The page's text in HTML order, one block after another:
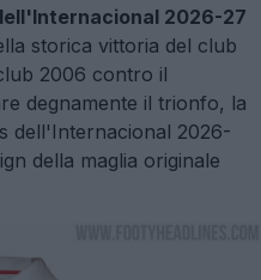
2026-27
storica vittoria del club
2006 contro il
degnamente il trionfo, la
dell'Internacional 2026-
della maglia originale